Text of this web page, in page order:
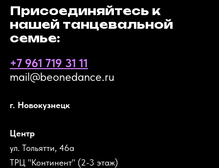
Присоединяйтесь к
нашей танцевальной
семье:
+7 961 719 31 11
mail@beonedance.ru
г. Новокузнецк
Центр
ул. Тольятти, 46а
ТРЦ "Континент" (2-3 этаж)